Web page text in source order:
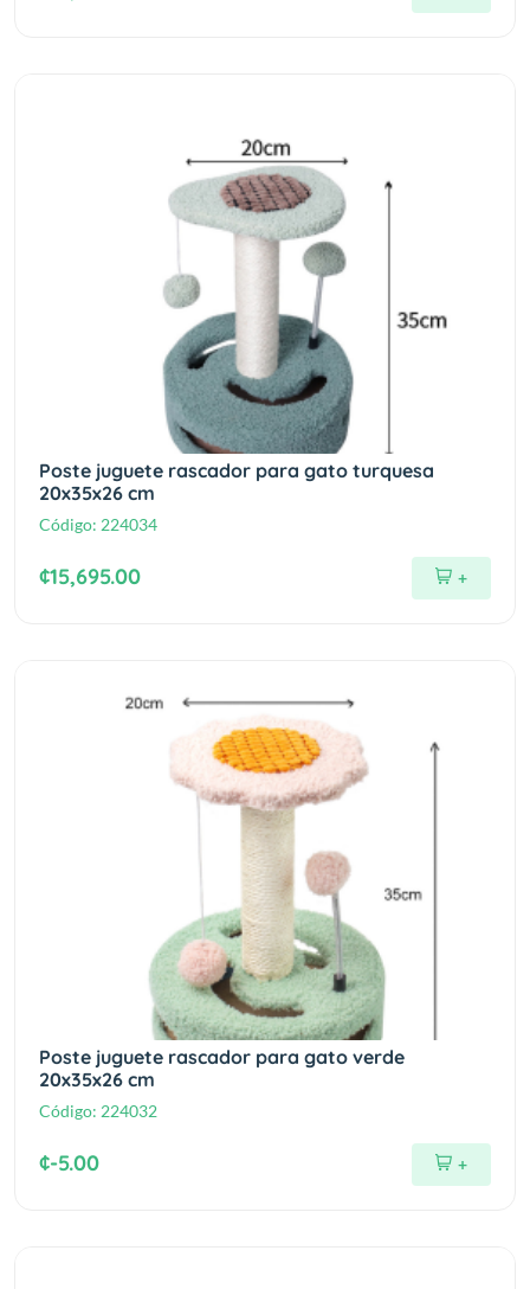
Poste juguete rascador para gato turquesa
20x35x26 cm
Código: 224034
¢15,695.00 +
Poste juguete rascador para gato verde
20x35x26 cm
Código: 224032
¢-5.00 +